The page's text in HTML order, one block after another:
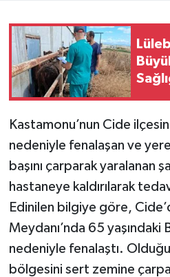
Kastamonu’nun Cide
nedeniyle fenalaşan ve
başını çarparak yaralanan
hastaneye kaldırılarak
Edinilen bilgiye göre,
Meydanı’nda 65 yaşındaki
nedeniyle fenalaştı.
bölgesini sert zemine